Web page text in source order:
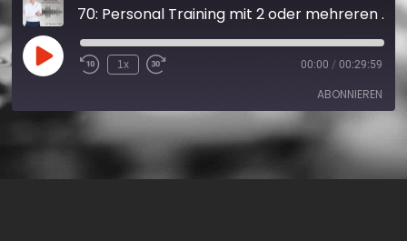
70: Personal Training mit 2 oder mehreren Personen
1x 00:00 / 00:29:59
ABONNIEREN
RSS FEED